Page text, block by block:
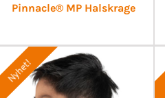
Pinnacle® MP Halskrage
Nyhet!